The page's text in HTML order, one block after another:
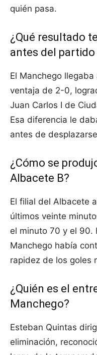
quién pasa.
¿Qué resultado
antes del partido
El Manchego
ventaja de 2-0,
Juan Carlos I de
Esa diferencia le
antes de
¿Cómo se
Albacete B?
El filial del Albacete
últimos veinte
el minuto 70 y el 90.
Manchego había
rapidez de los goles
¿Quién es el
Manchego?
Esteban Quintas
eliminación,